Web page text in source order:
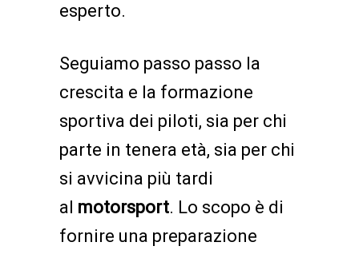
esperto.
Seguiamo passo passo la
crescita e la formazione
sportiva dei piloti, sia per chi
parte in tenera età, sia per chi
si avvicina più tardi
al motorsport. Lo scopo è di
fornire una preparazione